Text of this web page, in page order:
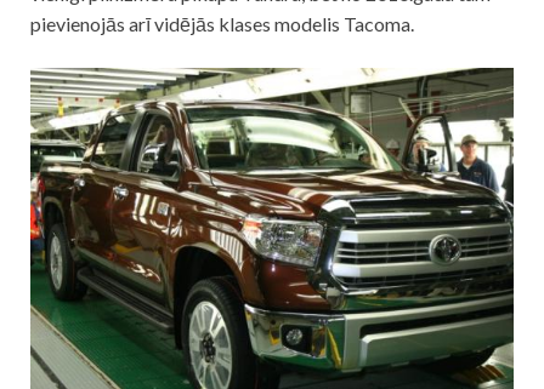
pievienojās arī vidējās klases modelis Tacoma.